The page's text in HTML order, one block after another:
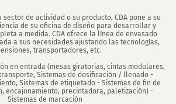
de actividad o su producto, CDA pone a su
de su oficina de diseño para desarrollar y
a medida. CDA ofrece la línea de envasado
a sus necesidades ajustando las tecnologías,
transportadores, etc.
en entrada (mesas giratorias, cintas modulares,
Sistemas de dosificación / llenado -
Sistemas de etiquetado - Sistemas de fin de
encajonamiento, precintadora, paletización) -
Sistemas de marcación